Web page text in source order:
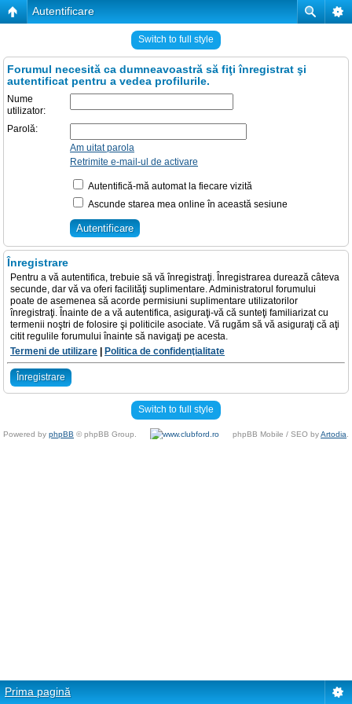
Autentificare
Switch to full style
Forumul necesită ca dumneavoastră să fiţi înregistrat şi
autentificat pentru a vedea profilurile.
Nume
utilizator:
Parolă:
Am uitat parola
Retrimite e-mail-ul de activare
Autentifică-mă automat la fiecare vizită
Ascunde starea mea online în această sesiune
Înregistrare
Pentru a vă autentifica, trebuie să vă înregistraţi. Înregistrarea durează câteva
secunde, dar vă va oferi facilităţi suplimentare. Administratorul forumului
poate de asemenea să acorde permisiuni suplimentare utilizatorilor
înregistraţi. Înainte de a vă autentifica, asiguraţi-vă că sunteţi familiarizat cu
termenii noştri de folosire şi politicile asociate. Vă rugăm să vă asiguraţi că aţi
citit regulile forumului înainte să navigaţi pe acesta.
Termeni de utilizare
Politica de confidenţialitate
Înregistrare
Switch to full style
Powered by phpBB © phpBB Group. phpBB Mobile / SEO byArtodia
Prima pagină